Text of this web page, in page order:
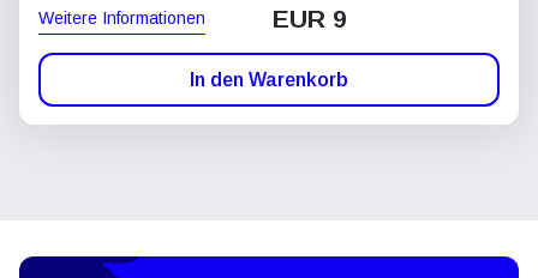
Weitere Informationen EUR 9
In den Warenkorb